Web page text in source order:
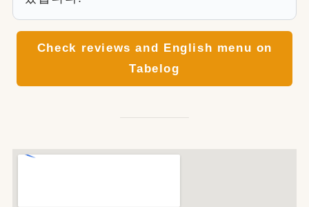
Check reviews and English menu on
Tabelog